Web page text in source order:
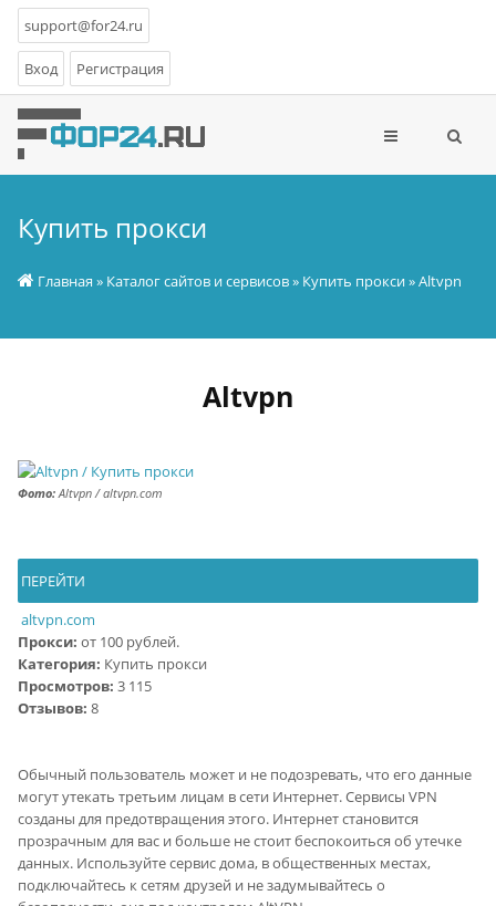
support@for24.ru
Вход Регистрация
Купить прокси
Главная » Каталог сайтов и сервисов» Купить прокси» Altvpn
Altvpn
Фото:Altvpn / altvpn.com
ПЕРЕЙТИ
altvpn.com
Прокси: от 100 рублей.
Категория: Купить прокси
Просмотров: 3 115
Отзывов: 8
Обычный пользователь может и не подозревать, что его данные
могут утекать третьим лицам в сети Интернет. Сервисы VPN
созданы для предотвращения этого. Интернет становится
прозрачным для вас и больше не стоит беспокоиться об утечке
данных. Используйте сервис дома, в общественных местах,
подключайтесь к сетям друзей и не задумывайтесь о